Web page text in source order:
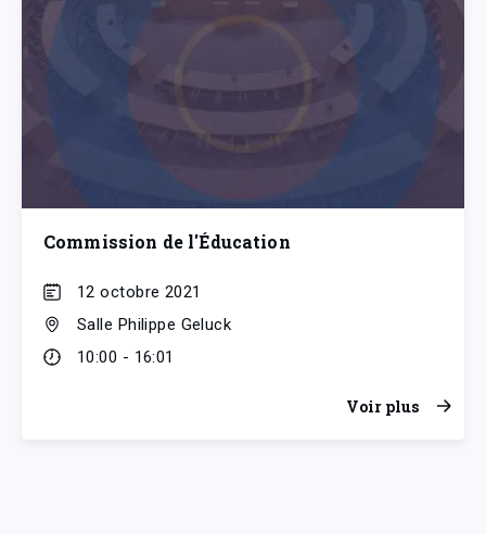
Commission de l'Éducation
12 octobre 2021
Salle Philippe Geluck
10:00 - 16:01
Voir plus